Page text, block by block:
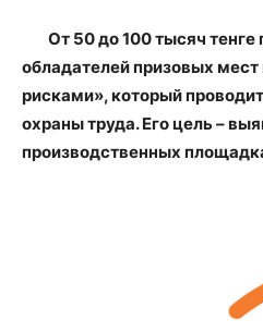
От 50 до 100 тысяч тенге
обладателей призовых мест
рисками», который
охраны труда. Его цель –
производственных